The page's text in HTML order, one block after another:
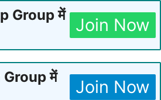
Group में
Join Now
Group में
Join Now